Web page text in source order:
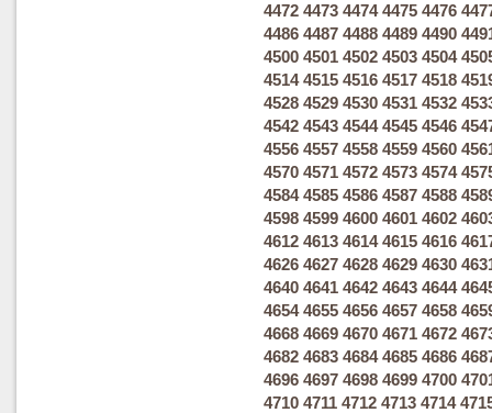
4472 4473 4474 4475 4476
4486 4487 4488 4489 4490
4500 4501 4502 4503 4504
4514 4515 4516 4517 4518
4528 4529 4530 4531 4532
4542 4543 4544 4545 4546
4556 4557 4558 4559 4560
4570 4571 4572 4573 4574
4584 4585 4586 4587 4588
4598 4599 4600 4601 4602
4612 4613 4614 4615 4616
4626 4627 4628 4629 4630
4640 4641 4642 4643 4644
4654 4655 4656 4657 4658
4668 4669 4670 4671 4672
4682 4683 4684 4685 4686
4696 4697 4698 4699 4700
4710 4711 4712 4713 4714